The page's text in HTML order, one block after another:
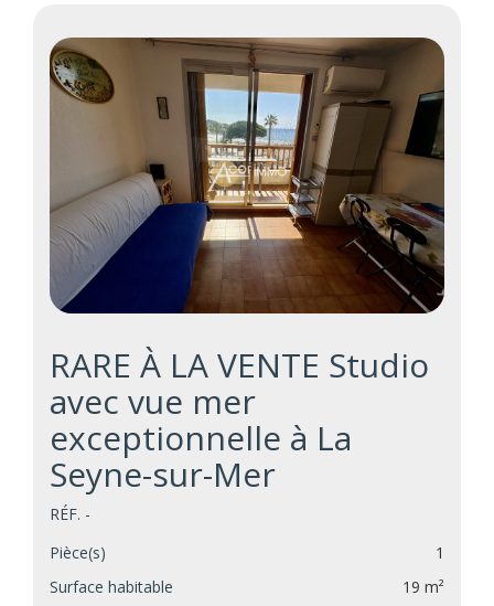
RARE À LA VENTE Studio
avec vue mer
exceptionnelle à La
Seyne-sur-Mer
RÉF. -
Pièce(s)
1
Surface habitable
19 m²